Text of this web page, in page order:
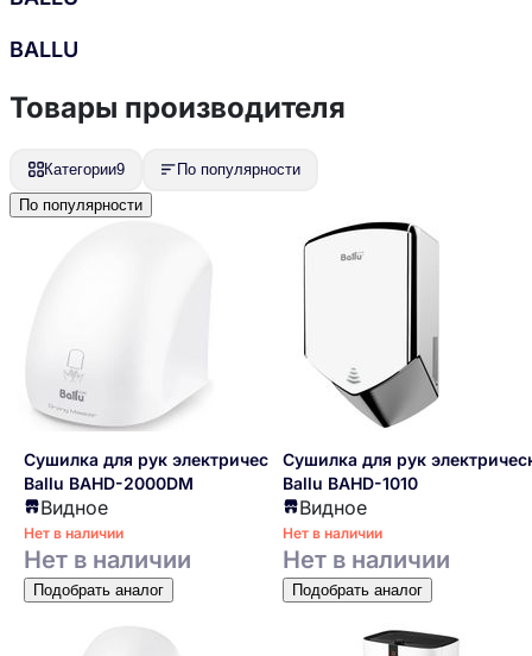
BALLU
Товары производителя
Категории9
По популярности
По популярности
Сушилка для рук электрическая
Ballu BAHD-2000DM
Видное
Нет в наличии
Нет в наличии
Подобрать аналог
Сушилка для рук
Ballu BAHD-1010
Видное
Нет в наличии
Нет в наличии
Подобрать аналог